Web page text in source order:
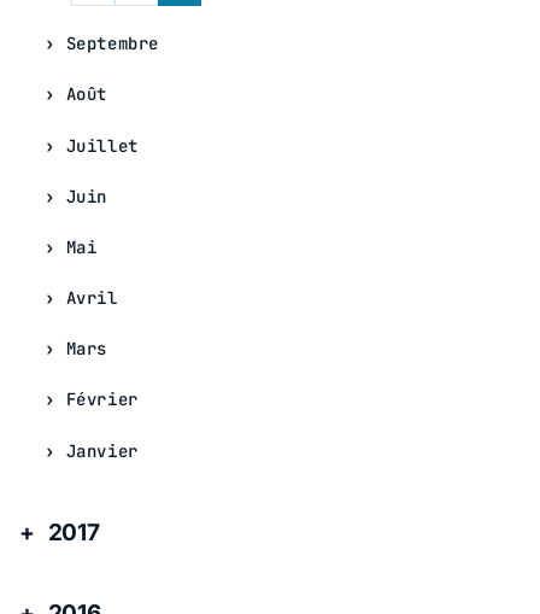
Septembre
Août
Juillet
Juin
Mai
Avril
Mars
Février
Janvier
2017